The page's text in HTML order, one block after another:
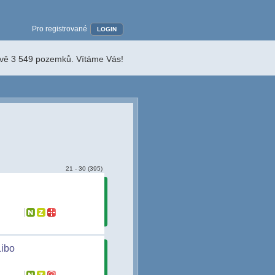
Pro registrované LOGIN
3 549 pozemků. Vítáme Vás!
21 - 30 (395)